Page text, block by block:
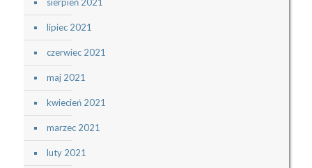
sierpień 2021
lipiec 2021
czerwiec 2021
maj 2021
kwiecień 2021
marzec 2021
luty 2021